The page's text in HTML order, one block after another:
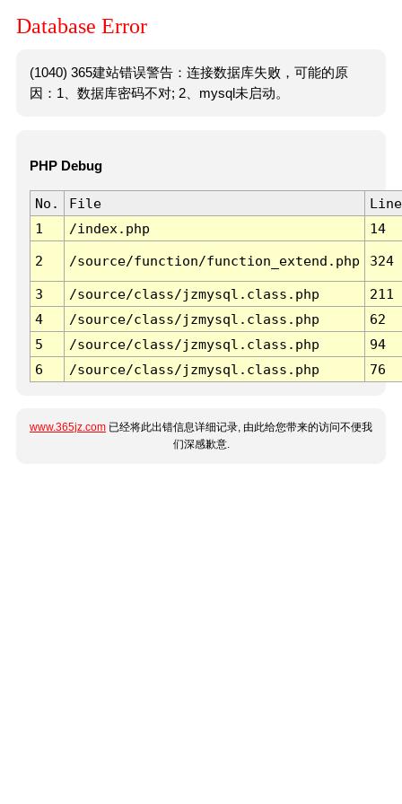
Database Error
(1040) 365建站错误警告：连接数据库失败，可能的原
因：1、数据库密码不对; 2、mysql未启动。
PHP Debug
No. File
Line
1
/index.php 14
2 /source/function/function_extend.php 324
3 /source/class/jzmysql.class.php
211
4
/source/class/jzmysql.class.php
62
5
/source/class/jzmysql.class.php
94
6
/source/class/jzmysql.class.php 76
www.365jz.com 已经将此出错信息详细记录, 由此给您带来的访问不便我
们深感歉意.